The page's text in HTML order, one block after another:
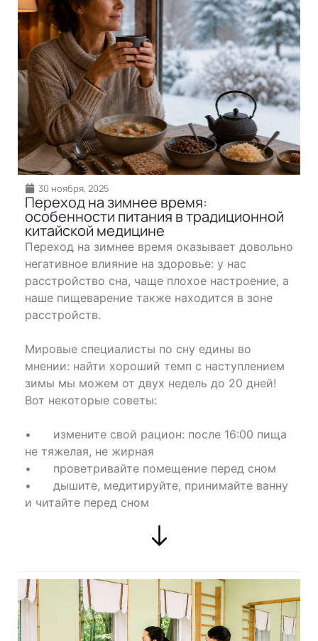
30 ноября, 2025
Переход на зимнее время:
особенности питания в традиционной
китайской медицине
Переход на зимнее время оказывает довольно
негативное влияние на здоровье: у нас
расстройство сна, чаще плохое настроение, а
наше пищеварение также находится в зоне
расстройств.
Мировые специалисты по сну едины во
мнении: найти хороший темп с наступлением
зимы мы можем от двух недель до 20 дней!
Вот некоторые советы:
•
измените свой рацион: после 16:00 пища
не тяжелая, не жирная
•
проветривайте помещение перед сном
•
дышите, медитируйте, принимайте ванну
и читайте перед сном